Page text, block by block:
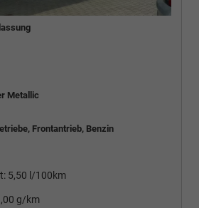
Metallic
Frontantrieb, Benzin
5,50 l/100km
g/km